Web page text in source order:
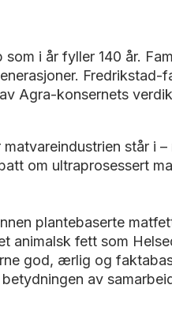
i år fyller 140 år.
Fredrikstad-
Agra-konsernets
står i –
om ultraprosessert
plantebaserte
animalsk fett som
god, ærlig og
av